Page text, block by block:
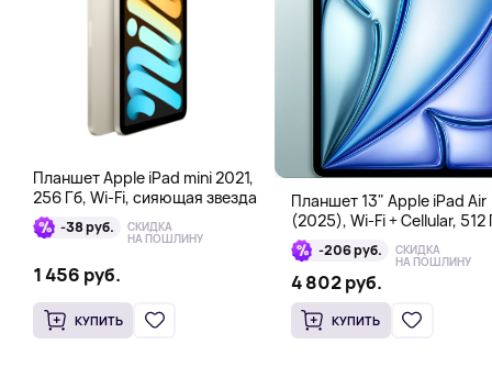
Планшет Apple iPad mini 2021,
256 Гб, Wi-Fi, сияющая звезда
-38 руб. СКИДКА
НА ПОШЛИНУ
1 456 руб.
КУПИТЬ
Планшет 13" Apple iPad Air
(2025), Wi-Fi + Cellular, 512
голубой-206 руб. СКИДКА
НА ПОШЛИНУ
4 802 руб.
КУПИТЬ